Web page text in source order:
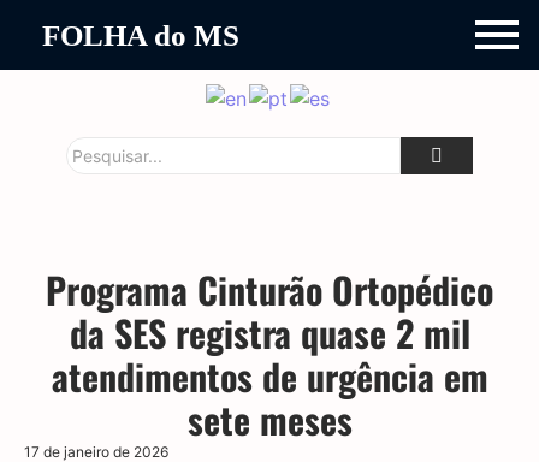
FOLHA do MS
Programa Cinturão Ortopédico
da SES registra quase 2 mil
atendimentos de urgência em
sete meses
17 de janeiro de 2026